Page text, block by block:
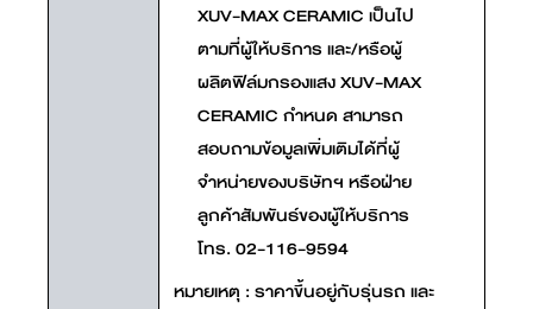
XUV-MAX CERAMIC เป็นไป
ตามที่ผู้ให้บริการ และ/หรือผู้
ผลิตฟิล์มกรองแสง XUV-MAX
CERAMIC กำหนด สามารถ
สอบถามข้อมูลเพิ่มเติมได้ที่ผู้
จำหน่ายของบริษัทฯ หรือฝ่าย
ลูกค้าสัมพันธ์ของผู้ให้บริการ
โทร. 02-116-9594
หมายเหตุ : ราคาขึ้นอยู่กับรุ่นรถ และ